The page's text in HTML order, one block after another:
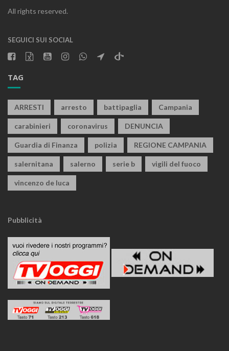
All rights reserved.
SEGUICI SUI SOCIAL
TAG
ARRESTI arresto battipaglia Campania
carabinieri coronavirus DENUNCIA
Guardia di Finanza polizia REGIONE CAMPANIA
salernitana salerno serie b vigili del fuoco
vincenzo de luca
Pubblicità